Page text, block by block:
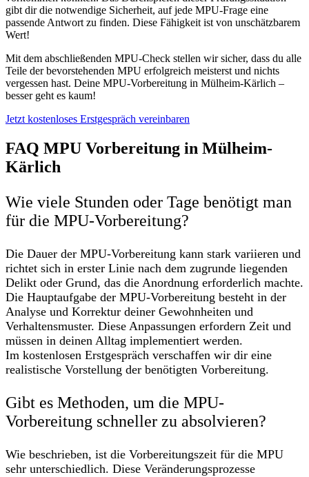
gibt dir die notwendige Sicherheit, auf jede MPU-Frage eine
passende Antwort zu finden. Diese Fähigkeit ist von unschätzbarem
Wert!
Mit dem abschließenden MPU-Check stellen wir sicher, dass du alle
Teile der bevorstehenden MPU erfolgreich meisterst und nichts
vergessen hast. Deine MPU-Vorbereitung in Mülheim-Kärlich –
besser geht es kaum!
Jetzt kostenloses Erstgespräch vereinbaren
FAQ MPU Vorbereitung in Mülheim-
Kärlich
Wie viele Stunden oder Tage benötigt man
für die MPU-Vorbereitung?
Die Dauer der MPU-Vorbereitung kann stark variieren und
richtet sich in erster Linie nach dem zugrunde liegenden
Delikt oder Grund, das die Anordnung erforderlich machte.
Die Hauptaufgabe der MPU-Vorbereitung besteht in der
Analyse und Korrektur deiner Gewohnheiten und
Verhaltensmuster. Diese Anpassungen erfordern Zeit und
müssen in deinen Alltag implementiert werden.
Im kostenlosen Erstgespräch verschaffen wir dir eine
realistische Vorstellung der benötigten Vorbereitung.
Gibt es Methoden, um die MPU-
Vorbereitung schneller zu absolvieren?
Wie beschrieben, ist die Vorbereitungszeit für die MPU
sehr unterschiedlich. Diese Veränderungsprozesse